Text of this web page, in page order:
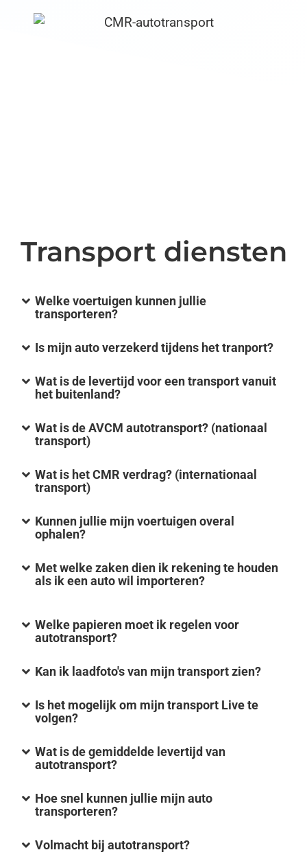
Transport diensten
Welke voertuigen kunnen jullie
transporteren?
Is mijn auto verzekerd tijdens het tranport?
Wat is de levertijd voor een transport vanuit
het buitenland?
Wat is de AVCM autotransport? (nationaal
transport)
Wat is het CMR verdrag? (internationaal
transport)
Kunnen jullie mijn voertuigen overal
ophalen?
Met welke zaken dien ik rekening te houden
als ik een auto wil importeren?
Welke papieren moet ik regelen voor
autotransport?
Kan ik laadfoto's van mijn transport zien?
Is het mogelijk om mijn transport Live te
volgen?
Wat is de gemiddelde levertijd van
autotransport?
Hoe snel kunnen jullie mijn auto
transporteren?
Volmacht bij autotransport?